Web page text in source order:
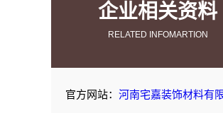
企业相关资料
RELATED INFOMARTION
官方网站： 河南宅嘉装饰材料有